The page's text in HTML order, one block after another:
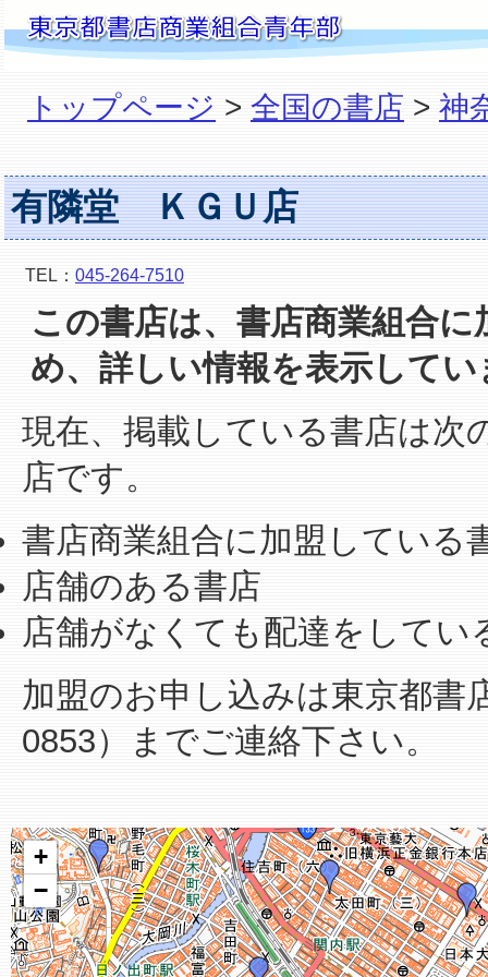
トップページ > 全国の書店 > 神
有隣堂 ＫＧＵ店
TEL： 045-264-7510
この書店は、書店商業組合
め、詳しい情報を表示して
現在、掲載している書店は次
店です。
書店商業組合に加盟している
店舗のある書店
店舗がなくても配達をしてい
加盟のお申し込みは東京都書
0853）までご連絡下さい。
+
−